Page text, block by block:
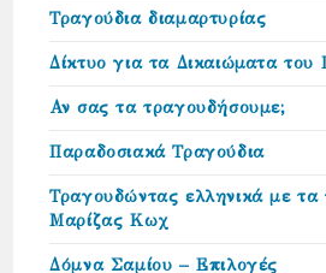
Τραγούδια διαμαρτυρίας
Δίκτυο για τα Δικαιώµατα του
Αν σας τα τραγουδήσουμε;
Παραδοσιακά Τραγούδια
Τραγουδώντας ελληνικά με τα
Μαρίζας Κωχ
Δόμνα Σαμίου – Επιλογές